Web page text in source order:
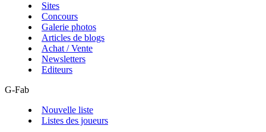
Sites
Concours
Galerie photos
Articles de blogs
Achat / Vente
Newsletters
Editeurs
G-Fab
Nouvelle liste
Listes des joueurs